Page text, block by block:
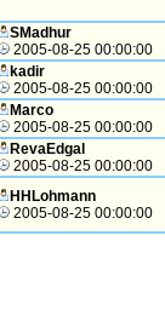
SMadhur
2005-08-25 00:00:00
kadir
2005-08-25 00:00:00
Marco
2005-08-25 00:00:00
RevaEdgal
2005-08-25 00:00:00
HHLohmann
2005-08-25 00:00:00